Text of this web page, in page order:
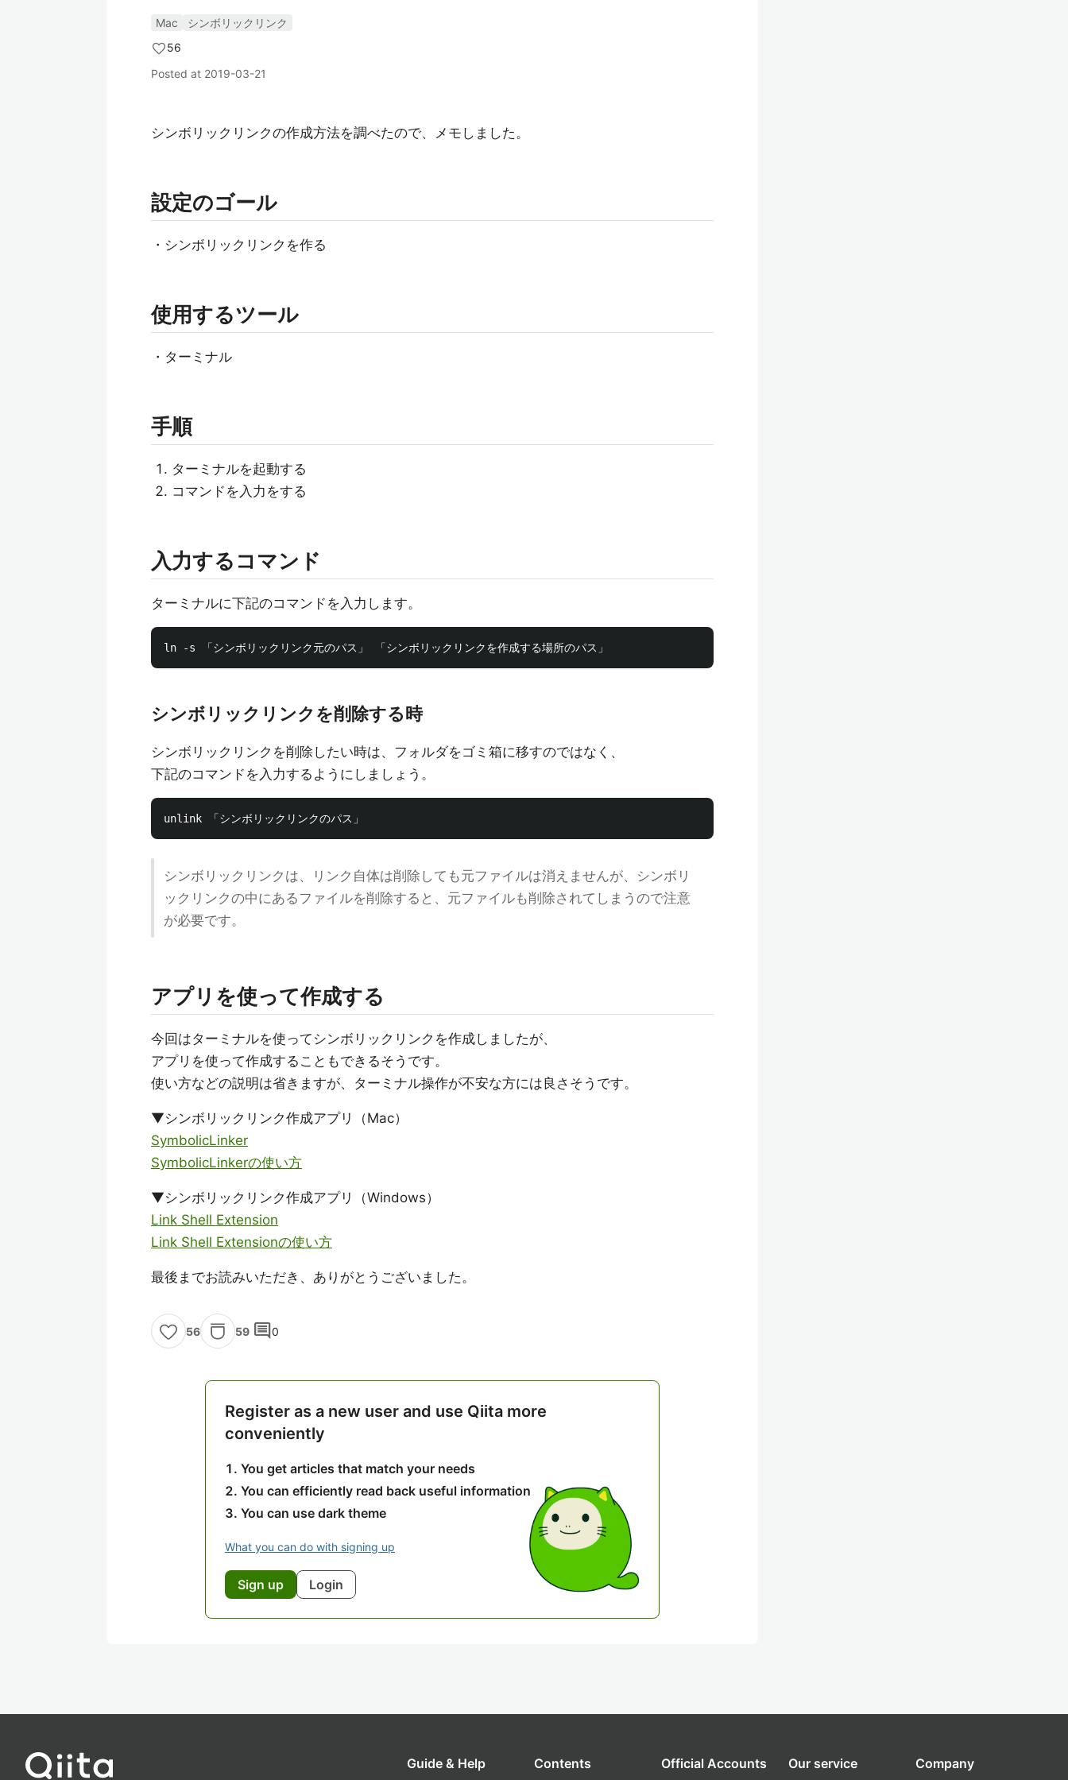
Mac
シンボリックリンク
56
Posted at 2019-03-21
シンボリックリンクの作成方法を調べたので、メモしました。
設定のゴール
・シンボリックリンクを作る
使用するツール
・ターミナル
手順
ターミナルを起動する
コマンドを入力をする
入力するコマンド
ターミナルに下記のコマンドを入力します。
シンボリックリンクを削除する時
シンボリックリンクを削除したい時は、フォルダをゴミ箱に移すのではなく、
下記のコマンドを入力するようにしましょう。
シンボリックリンクは、リンク自体は削除しても元ファイルは消えませんが、シンボリ
ックリンクの中にあるファイルを削除すると、元ファイルも削除されてしまうので注意
が必要です。
アプリを使って作成する
今回はターミナルを使ってシンボリックリンクを作成しましたが、
アプリを使って作成することもできるそうです。
使い方などの説明は省きますが、ターミナル操作が不安な方には良さそうです。
▼シンボリックリンク作成アプリ（Mac）
SymbolicLinker
SymbolicLinkerの使い方
▼シンボリックリンク作成アプリ（Windows）
Link Shell Extension
Link Shell Extensionの使い方
最後までお読みいただき、ありがとうございました。
56 59 comment0
Register as a new user and use Qiita more
conveniently
You get articles that match your needs
You can efficiently read back useful information
You can use dark theme
What you can do with signing up
Sign up Login
Guide & Help Contents Official Accounts Our service Company